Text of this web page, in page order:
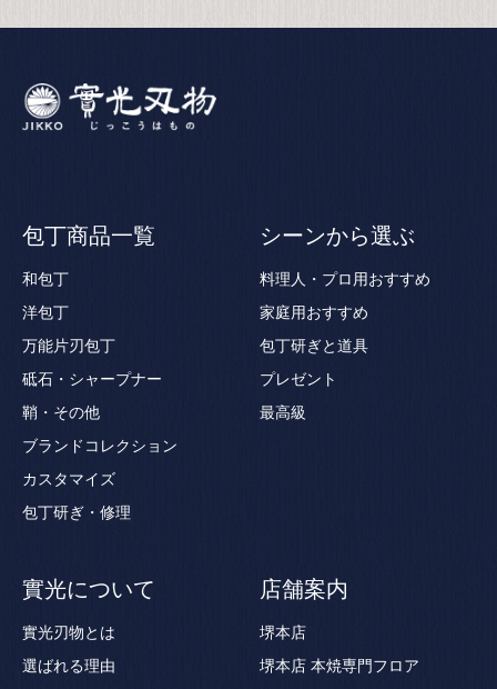
包丁商品一覧
和包丁
洋包丁
万能片刃包丁
砥石・シャープナー
鞘・その他
ブランドコレクション
カスタマイズ
包丁研ぎ・修理
シーンから選ぶ
料理人・プロ用おすすめ
家庭用おすすめ
包丁研ぎと道具
プレゼント
最高級
實光について
實光刃物とは
選ばれる理由
店舗案内
堺本店
堺本店 本焼専門フロア